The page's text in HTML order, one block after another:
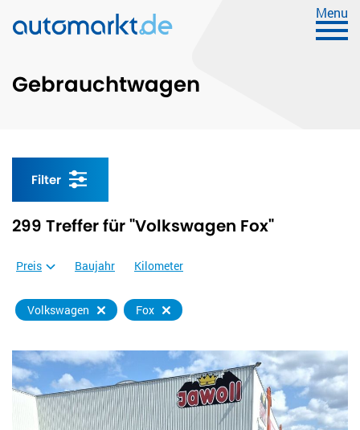
Menu
Gebrauchtwagen
Filter
299 Treffer für "Volkswagen Fox"
Preis Baujahr Kilometer
Volkswagen Fox